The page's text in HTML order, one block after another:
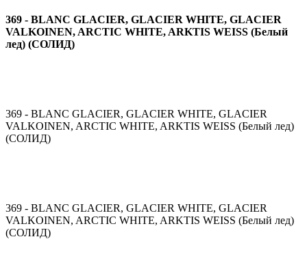
369 - BLANC GLACIER, GLACIER WHITE, GLACIER
VALKOINEN, ARCTIC WHITE, ARKTIS WEISS (Белый
лед) (СОЛИД)
369 - BLANC GLACIER, GLACIER WHITE, GLACIER
VALKOINEN, ARCTIC WHITE, ARKTIS WEISS (Белый лед)
(СОЛИД)
369 - BLANC GLACIER, GLACIER WHITE, GLACIER
VALKOINEN, ARCTIC WHITE, ARKTIS WEISS (Белый лед)
(СОЛИД)